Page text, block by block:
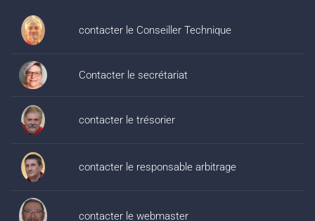
contacter le Conseiller Technique
Contacter le secrétariat
contacter le trésorier
contacter le responsable arbitrage
contacter le webmaster